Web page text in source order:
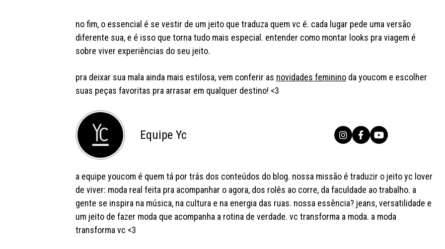
no fim, o essencial é se vestir de um jeito que traduza quem vc é. cada lugar pede uma versão
diferente sua, e é isso que torna tudo mais especial. entender como montar looks pra viagem é
sobre viver experiências do seu jeito.
pra deixar sua mala ainda mais estilosa, vem conferir as novidades femininoda youcom e escolher
suas peças favoritas pra arrasar em qualquer destino! <3
Equipe Yc
a equipe youcom é quem tá por trás dos conteúdos do blog. nossa missão é traduzir o jeito yc lover
de viver: moda real feita pra acompanhar o agora, dos rolês ao corre, da faculdade ao trabalho. a
gente se inspira na música, na cultura e na energia das ruas. nossa essência? jeans, versatilidade e
um jeito de fazer moda que acompanha a rotina de verdade. vc transforma a moda. a moda
transforma vc <3